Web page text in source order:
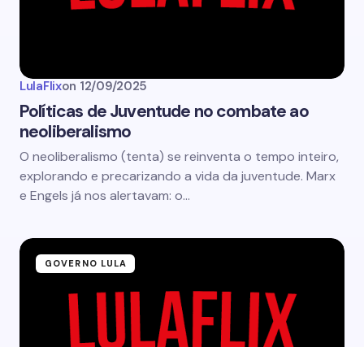
LulaFlixon 12/09/2025
Políticas de Juventude no combate ao
neoliberalismo
O neoliberalismo (tenta) se reinventa o tempo inteiro,
explorando e precarizando a vida da juventude. Marx
e Engels já nos alertavam: o…
GOVERNO LULA